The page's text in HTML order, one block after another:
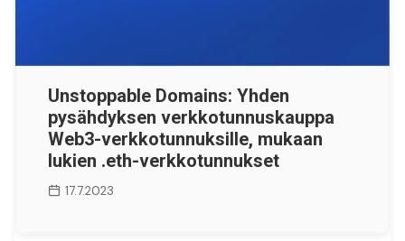
Unstoppable Domains: Yhden
pysähdyksen verkkotunnuskauppa
Web3-verkkotunnuksille, mukaan
lukien .eth-verkkotunnukset
17.7.2023